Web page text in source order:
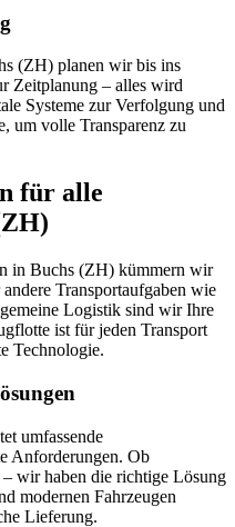
(ZH) planen wir bis ins
Zeitplanung – alles wird
Systeme zur Verfolgung und
um volle Transparenz zu
für alle
in Buchs (ZH) kümmern wir
Transportaufgaben wie
Logistik sind wir Ihre
ist für jeden Transport
Technologie.
umfassende
Anforderungen. Ob
wir haben die richtige Lösung
modernen Fahrzeugen
Lieferung.